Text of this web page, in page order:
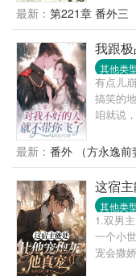
功法，
魔祖围
有仙祖
年后，
人指点
此纵横
面，各
顶峰
饥肠辘
来烤着
口，揭
可口的
物的篮
螺夫郎
最新： 第221章 番外三
我跟
其他类
有点儿
搞笑的
咱就说
快那就
下手一
果……女
正大在
那得赶
嫁出去
阴险一
啥老韩
最新： 番外 （方永逸前
这宿
其他类
1.双男
一个小
宠会撒